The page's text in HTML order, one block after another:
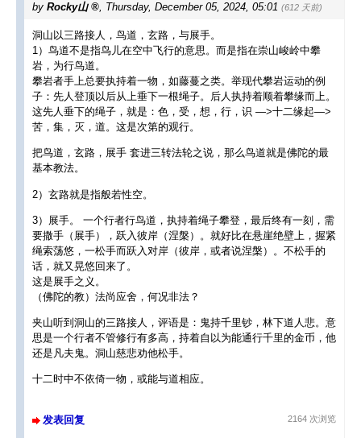
by Rocky山 , Thursday, December 05, 2024, 05:01 (612 天前)
洞山以三路接人，鸟道，玄路，与展手。
1）鸟道不是指鸟儿在空中飞行的意思。而是指在崇山峻岭中攀
岩，为行鸟道。
攀岩者手上总要执持着一物，如藤蔓之类。举现代攀岩运动的例
子：先人登顶以后从上垂下一根绳子。后人执持着顺着攀缘而上。
这先人垂下的绳子，就是：色，受，想，行，识 —>十二缘起—>
苦，集，灭，道。这是次第的观行。
把鸟道，玄路，展手 套进三转法轮之说，那么鸟道就是佛陀的最
基本教法。
2）玄路就是指般若性空。
3）展手。 一个行者行鸟道，执持着绳子攀登，最后终有一刻，需
要撒手（展手），跃入彼岸（涅槃）。就好比在悬崖绝壁上，握紧
绳索荡悠，一松手而跃入对岸（彼岸，或者说涅槃）。不松手的
话，就又晃悠回来了。
这是展手之义。
（佛陀的教）法尚应舍，何况非法？
夹山听到洞山的三路接人，评语是：鬼持千里钞，林下道人悲。意
思是一个行者不管修行有多高，持着自以为能通行千里的金币，他
还是凡夫鬼。洞山慈悲劝他松手。
十二时中不依倚一物，或能与道相应。
发表回复 2164 次浏览